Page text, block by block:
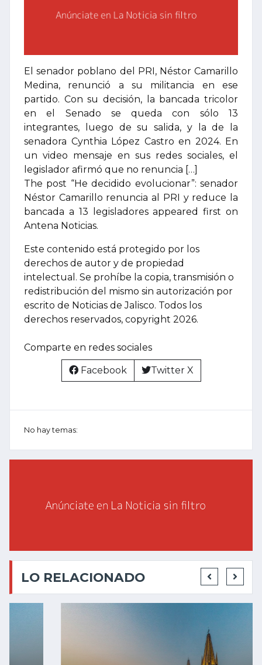
El senador poblano del PRI, Néstor Camarillo
Medina, renunció a su militancia en ese
partido. Con su decisión, la bancada tricolor
en el Senado se queda con sólo 13
integrantes, luego de su salida, y la de la
senadora Cynthia López Castro en 2024. En
un video mensaje en sus redes sociales, el
legislador afirmó que no renuncia […]
The post “He decidido evolucionar”: senador
Néstor Camarillo renuncia al PRI y reduce la
bancada a 13 legisladores appeared first on
Antena Noticias.
Este contenido está protegido por los
derechos de autor y de propiedad
intelectual. Se prohíbe la copia, transmisión o
redistribución del mismo sin autorización por
escrito de Noticias de Jalisco. Todos los
derechos reservados, copyright 2026.
Comparte en redes sociales
Facebook Twitter X
No hay temas:
LO RELACIONADO